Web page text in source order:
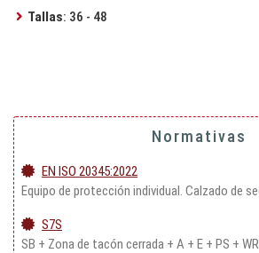
Tallas: 36 - 48
Normativas
EN ISO 20345:2022
Equipo de protección individual. Calzado de
S7S
SB + Zona de tacón cerrada + A + E + PS + WR